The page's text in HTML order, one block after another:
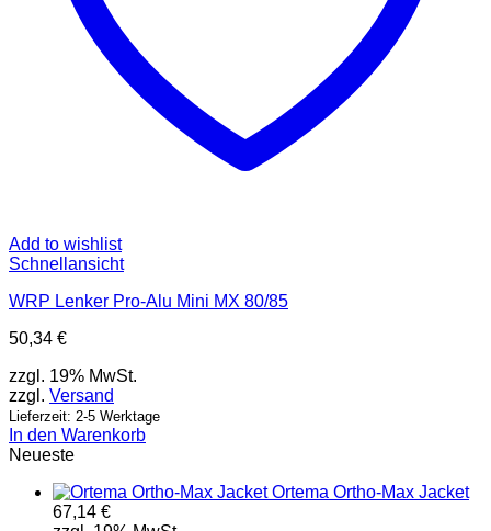
Add to wishlist
Schnellansicht
WRP Lenker Pro-Alu Mini MX 80/85
50,34 €
zzgl. 19% MwSt.
zzgl. Versand
Lieferzeit: 2-5 Werktage
In den Warenkorb
Neueste
Ortema Ortho-Max Jacket
67,14 €